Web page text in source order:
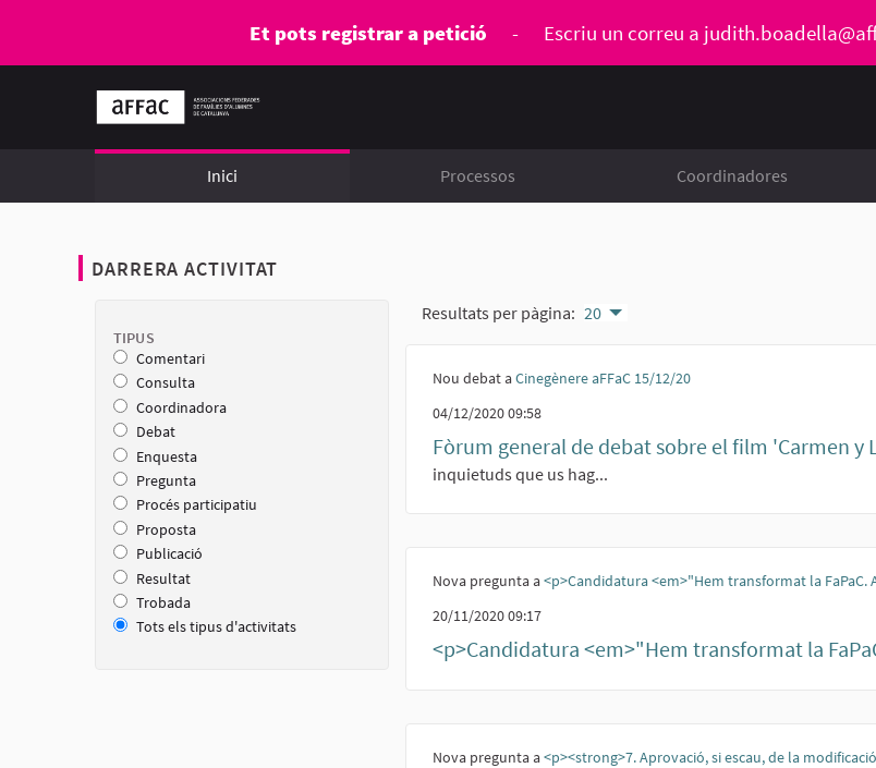
Et pots registrar a petició - Escriu un correu a
Inici Processos Coordinadores
DARRERA ACTIVITAT
TIPUS
Comentari
Consulta
Coordinadora
Debat
Enquesta
Pregunta
Procés participatiu
Proposta
Publicació
Resultat
Trobada
Tots els tipus d'activitats
Resultats per pàgina: 20
Nou debat aCinegènere aFFaC 15/12/20
04/12/2020 09:58
Fòrum general de debat sobre el film 'Carmen y
inquietuds que us hag...
Nova pregunta a<p>Candidatura <em>"Hem transformat la FaPaC.
20/11/2020 09:17
<p>Candidatura <em>"Hem transformat la
Nova pregunta a<p><strong>7. Aprovació, si escau, de la